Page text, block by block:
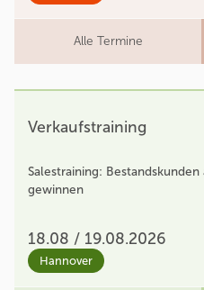
Alle Termine
Verkaufstraining
Salestraining:
gewinnen
18.08 / 19.08.2026
Hannover